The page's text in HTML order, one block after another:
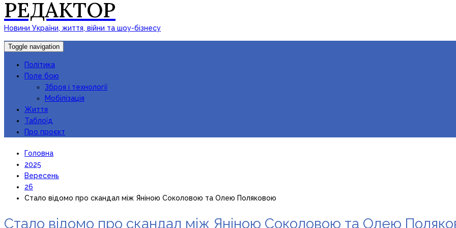
РЕДАКТОР
Новини України, життя, війни та шоу-бізнесу
Toggle navigation
Політика
Поле бою
Зброя і технології
Мобілізація
Життя
Таблоїд
Про проєкт
Головна
2025
Вересень
26
Стало відомо про скандал між Яніною Соколовою та Олею Поляковою
Стало відомо про скандал між Яніною Соколовою та Олею